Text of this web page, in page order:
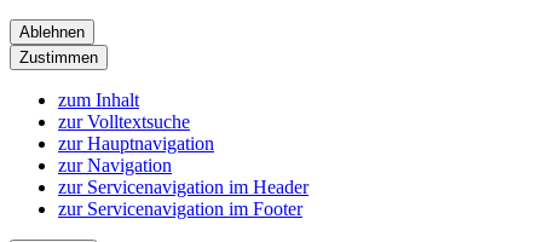
Ablehnen
Zustimmen
zum Inhalt
zur Volltextsuche
zur Hauptnavigation
zur Navigation
zur Servicenavigation im Header
zur Servicenavigation im Footer